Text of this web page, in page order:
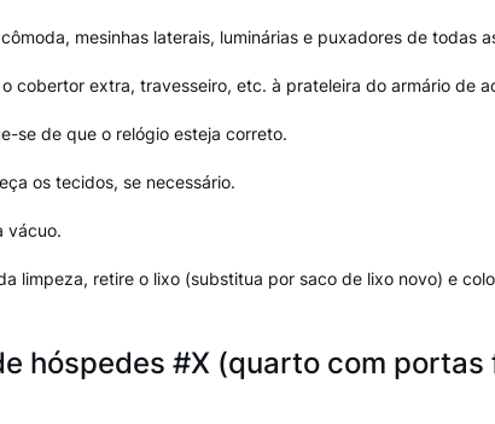
mesinhas laterais, luminárias e puxadores de todas
cobertor extra, travesseiro, etc. à prateleira do armário de
se de que o relógio esteja correto.
os tecidos, se necessário.
vácuo.
limpeza, retire o lixo (substitua por saco de lixo novo) e
hóspedes #X (quarto com portas